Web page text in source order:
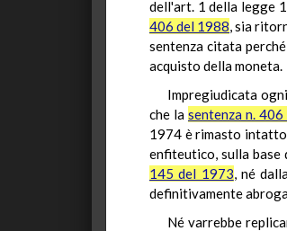
dell'art. 1 della legge
406 del 1988, sia
sentenza citata
acquisto della moneta.
Impregiudicata
che la sentenza n.
1974 è rimasto intatto
enfiteutico, sulla
145 del 1973, né
definitivamente
Né varrebbe